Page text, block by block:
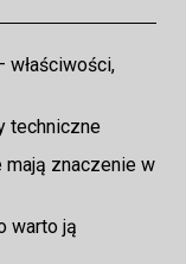
właściwości,
techniczne
znaczenie w
warto ją